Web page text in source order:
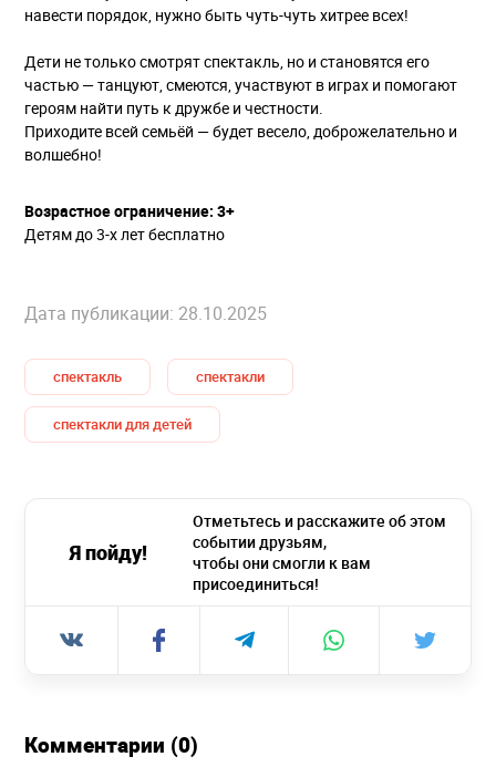
навести порядок, нужно быть чуть-чуть хитрее всех!
Дети не только смотрят спектакль, но и становятся его
частью — танцуют, смеются, участвуют в играх и помогают
героям найти путь к дружбе и честности.
Приходите всей семьёй — будет весело, доброжелательно и
волшебно!
Возрастное ограничение: 3+
Детям до 3-х лет бесплатно
Дата публикации: 28.10.2025
спектакль спектакли
спектакли для детей
Я пойду!
Отметьтесь и расскажите об этом
событии друзьям,
чтобы они смогли к вам
присоединиться!
Комментарии (0)